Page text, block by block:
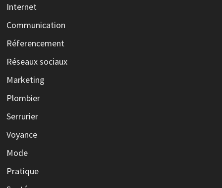
Internet
Communication
Réferencement
Réseaux sociaux
Marketing
Plombier
Serrurier
Voyance
Mode
Pratique